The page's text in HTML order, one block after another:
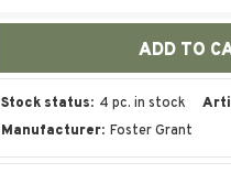
Stock status 4 pc. in stock
Manufacturer Foster Grant